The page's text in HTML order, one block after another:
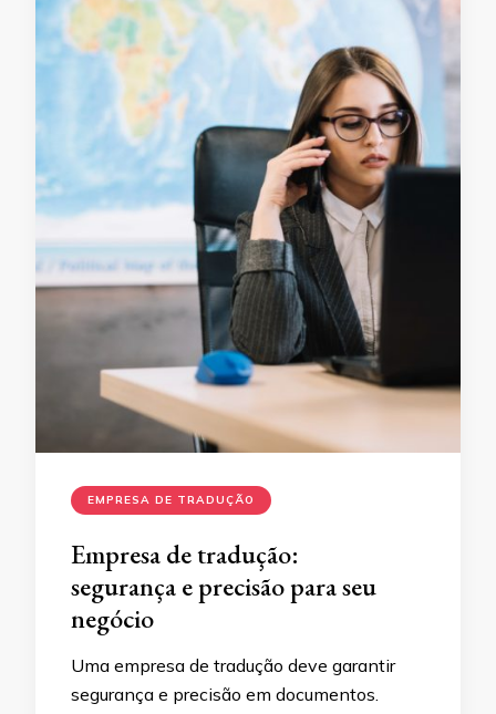
EMPRESA DE TRADUÇÃO
Empresa de tradução:
segurança e precisão para seu
negócio
Uma empresa de tradução deve garantir
segurança e precisão em documentos.